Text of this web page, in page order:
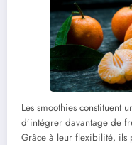
Les smoothies constituent
d’intégrer davantage de
Grâce à leur flexibilité, ils